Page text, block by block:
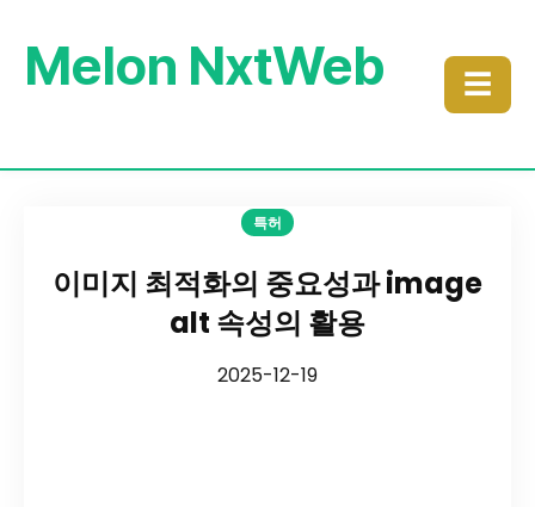
Melon NxtWeb ☰
특허
이미지 최적화의 중요성과 image
alt 속성의 활용
2025-12-19